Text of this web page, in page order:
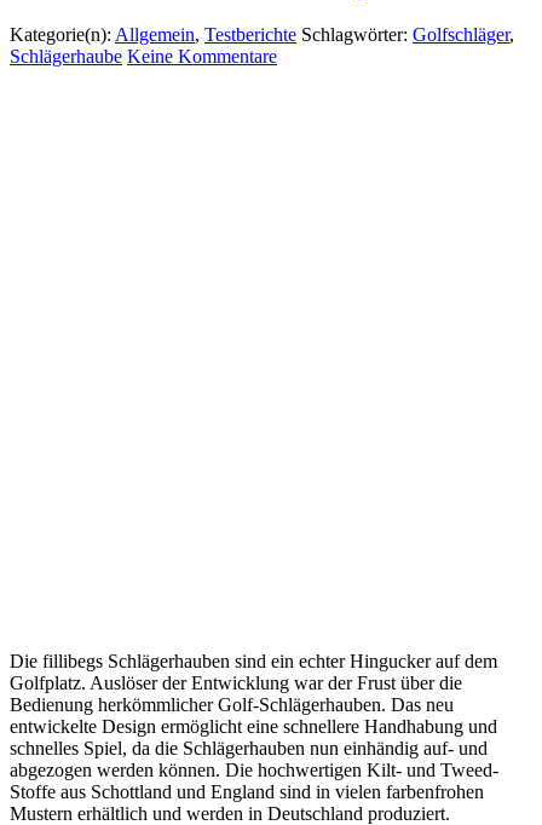
Kategorie(n): Allgemein, Testberichte Schlagwörter: Golfschläger,
Schlägerhaube Keine Kommentare
Die fillibegs Schlägerhauben sind ein echter Hingucker auf dem
Golfplatz. Auslöser der Entwicklung war der Frust über die
Bedienung herkömmlicher Golf-Schlägerhauben. Das neu
entwickelte Design ermöglicht eine schnellere Handhabung und
schnelles Spiel, da die Schlägerhauben nun einhändig auf- und
abgezogen werden können. Die hochwertigen Kilt- und Tweed-
Stoffe aus Schottland und England sind in vielen farbenfrohen
Mustern erhältlich und werden in Deutschland produziert.